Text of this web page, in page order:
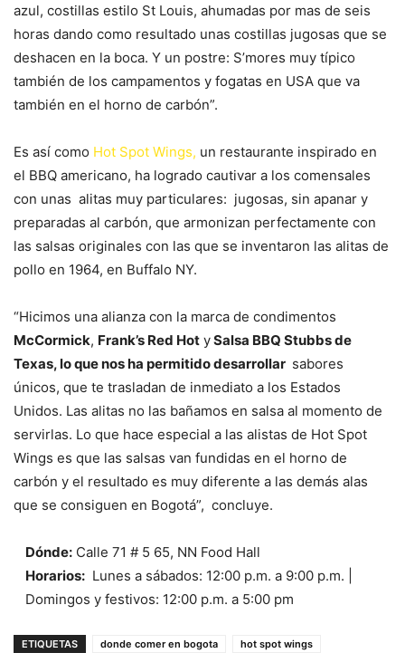
azul, costillas estilo St Louis, ahumadas por mas de seis
horas dando como resultado unas costillas jugosas que se
deshacen en la boca. Y un postre: S’mores muy típico
también de los campamentos y fogatas en USA que va
también en el horno de carbón”.
Es así como Hot Spot Wings, un restaurante inspirado en
el BBQ americano, ha logrado cautivar a los comensales
con unas alitas muy particulares: jugosas, sin apanar y
preparadas al carbón, que armonizan perfectamente con
las salsas originales con las que se inventaron las alitas de
pollo en 1964, en Buffalo NY.
“Hicimos una alianza con la marca de condimentos
McCormick, Frank’s Red Hot ySalsa BBQ Stubbs de
Texas, lo que nos ha permitido desarrollar sabores
únicos, que te trasladan de inmediato a los Estados
Unidos. Las alitas no las bañamos en salsa al momento de
servirlas. Lo que hace especial a las alistas de Hot Spot
Wings es que las salsas van fundidas en el horno de
carbón y el resultado es muy diferente a las demás alas
que se consiguen en Bogotá”, concluye.
Dónde:Calle 71 # 5 65, NN Food Hall
Horarios:Lunes a sábados: 12:00 p.m. a 9:00 p.m. |
Domingos y festivos: 12:00 p.m. a 5:00 pm
ETIQUETAS donde comer en bogota
hot spot wings